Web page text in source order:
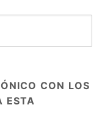
CON LOS
ESTA